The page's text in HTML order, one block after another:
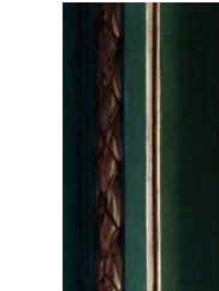
Ingrandisci
immagine